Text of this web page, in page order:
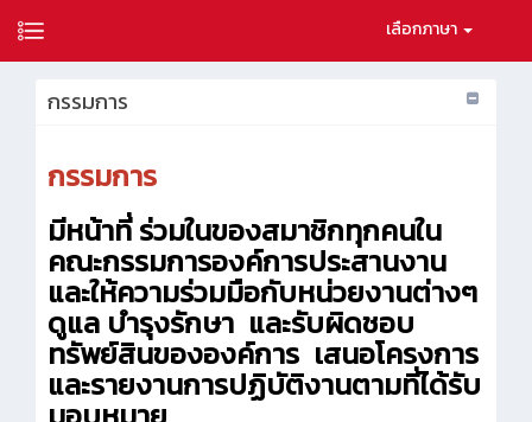
เลือกภาษา
กรรมการ
กรรมการ
มีหน้าที่ ร่วมในของสมาชิกทุกคนใน
คณะกรรมการองค์การประสานงาน
และให้ความร่วมมือกับหน่วยงานต่างๆ
ดูแล บำรุงรักษา และรับผิดชอบ
ทรัพย์สินขององค์การ เสนอโครงการ
และรายงานการปฏิบัติงานตามที่ได้รับ